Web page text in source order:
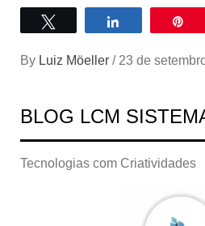
Compartilhar
By Luiz Möeller / 23 de
BLOG LCM
Tecnologias com Criatividades